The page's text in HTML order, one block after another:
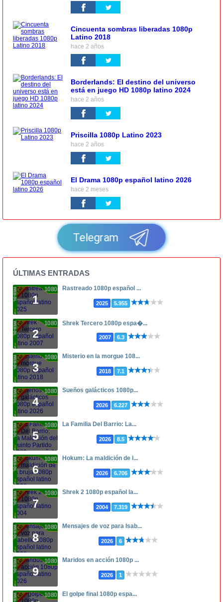
Cincuenta sombras liberadas 1080p
Latino 2018
hace 2 años
Borderlands: El destino del universo
está en juego HD 1080p latino 2024
hace 2 años
Priscilla 1080p Latino 2023
hace 2 años
El Drama 1080p español latino 2026
hace 2 meses
Telegram
ÚLTIMAS ENTRADAS
1
1080p Rastreado 1080p español ...
2025 5.955
2
1080p Shrek Tercero 1080p espa�...
2007 6.3
3
1080p Misterio en la morgue 108...
2018 7.1
4
1080p Sueños galácticos 1080p...
2026 6.227
5
1080p La Familia Del Barrio: La...
2026 8.5
6
1080p Hokum: La maldición de l...
2026 6.706
7
1080p Shrek 2 1080p español la...
2004 7.319
8
1080p Mensajes de voz para Isab...
2026 6
9
1080p Maridos en acción 1080p ...
2026 1
1080p El golpe final 1080p espa...